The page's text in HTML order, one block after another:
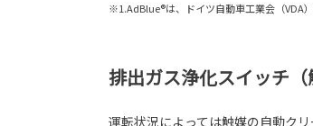
※1.AdBlue®は、ドイツ自動車工業会（VDA）
排出ガス浄化スイッチ（
運転状況によっては触媒の自動ク